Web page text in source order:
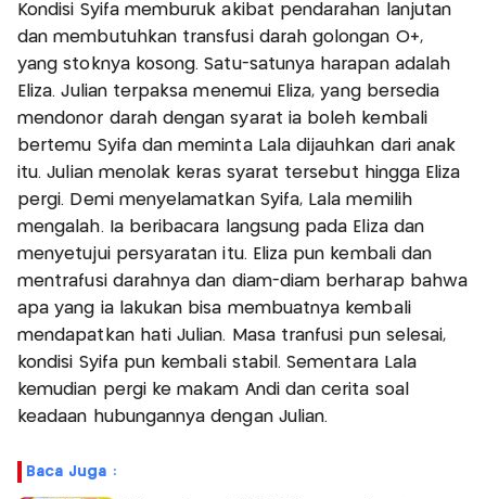
Kondisi Syifa memburuk akibat pendarahan lanjutan
dan membutuhkan transfusi darah golongan O+,
yang stoknya kosong. Satu-satunya harapan adalah
Eliza. Julian terpaksa menemui Eliza, yang bersedia
mendonor darah dengan syarat ia boleh kembali
bertemu Syifa dan meminta Lala dijauhkan dari anak
itu. Julian menolak keras syarat tersebut hingga Eliza
pergi. Demi menyelamatkan Syifa, Lala memilih
mengalah. Ia beribacara langsung pada Eliza dan
menyetujui persyaratan itu. Eliza pun kembali dan
mentrafusi darahnya dan diam-diam berharap bahwa
apa yang ia lakukan bisa membuatnya kembali
mendapatkan hati Julian. Masa tranfusi pun selesai,
kondisi Syifa pun kembali stabil. Sementara Lala
kemudian pergi ke makam Andi dan cerita soal
keadaan hubungannya dengan Julian.
Baca Juga :